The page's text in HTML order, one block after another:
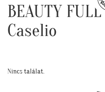
BEAUTY
Caselio
Nincs találat.